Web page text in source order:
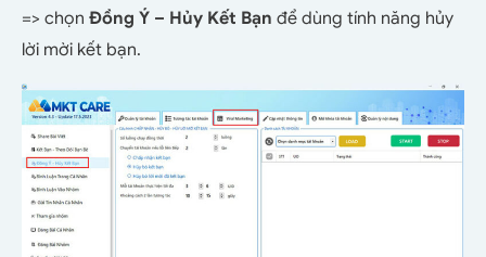
=> chọn Đồng Ý – Hủy Kết Bạn để dùng tính năng hủy
lời mời kết bạn.